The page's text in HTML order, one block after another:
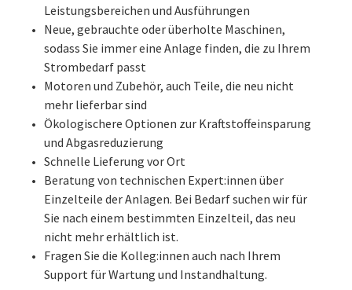
Leistungsbereichen und Ausführungen
Neue, gebrauchte oder überholte Maschinen,
sodass Sie immer eine Anlage finden, die zu Ihrem
Strombedarf passt
Motoren und Zubehör, auch Teile, die neu nicht
mehr lieferbar sind
Ökologischere Optionen zur Kraftstoffeinsparung
und Abgasreduzierung
Schnelle Lieferung vor Ort
Beratung von technischen Expert:innen über
Einzelteile der Anlagen. Bei Bedarf suchen wir für
Sie nach einem bestimmten Einzelteil, das neu
nicht mehr erhältlich ist.
Fragen Sie die Kolleg:innen auch nach Ihrem
Support für Wartung und Instandhaltung.